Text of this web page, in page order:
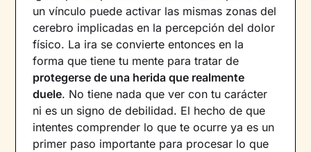
un vínculo puede activar las mismas zonas del
cerebro implicadas en la percepción del dolor
físico. La ira se convierte entonces en la
forma que tiene tu mente para tratar de
protegerse de una herida que realmente
duele. No tiene nada que ver con tu carácter
ni es un signo de debilidad. El hecho de que
intentes comprender lo que te ocurre ya es un
primer paso importante para procesar lo que